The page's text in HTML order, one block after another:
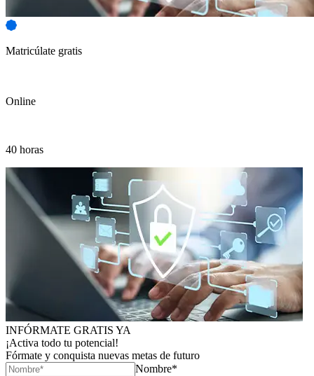
Matricúlate gratis
Online
40 horas
INFÓRMATE GRATIS YA
¡Activa todo tu potencial!
Fórmate y conquista nuevas metas de futuro
Nombre*